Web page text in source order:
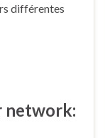
différentes
network: